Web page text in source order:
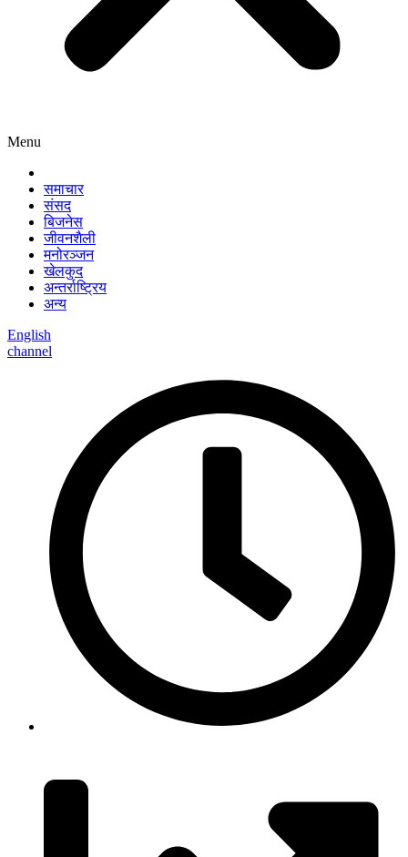
Menu
समाचार
संसद
बिजनेस
जीवनशैली
मनोरञ्जन
खेलकुद
अन्तर्राष्ट्रिय
अन्य
English
channel